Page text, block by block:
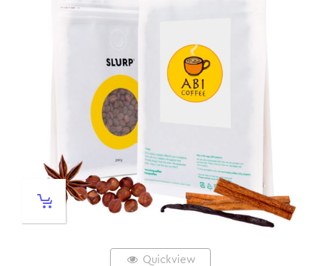
Quickview